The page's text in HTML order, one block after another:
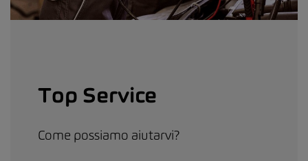
Top Service
Come possiamo aiutarvi?